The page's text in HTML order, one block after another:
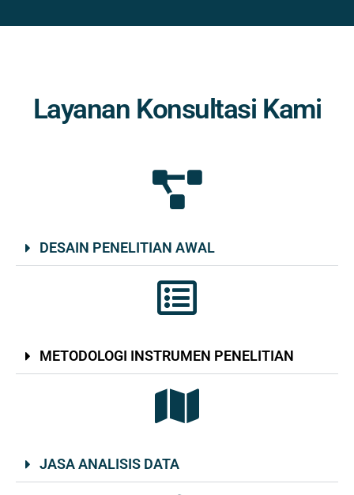
Layanan Konsultasi Kami
DESAIN PENELITIAN AWAL​
METODOLOGI INSTRUMEN PENELITIAN​
JASA ANALISIS DATA